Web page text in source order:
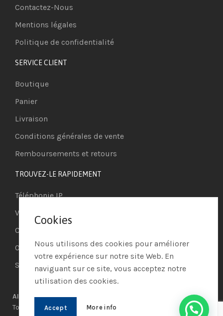
Contactez-Nous
Mentions légales
Politique de confidentialité
SERVICE CLIENT
Boutique
Panier
Livraison
Conditions générales de vente
Remboursements et retours
TROUVEZ-LE RAPIDEMENT
Téléphonie IP
Visioconférence
Casques
Ordinateurs
Systèmes de securité
AIO PROCESS MARKET AIO PROCESS|
Tous les droits réservés
Cookies
Nous utilisons des cookies pour améliorer
votre expérience sur notre site Web. En
naviguant sur ce site, vous acceptez notre
utilisation des cookies.
Accept More info